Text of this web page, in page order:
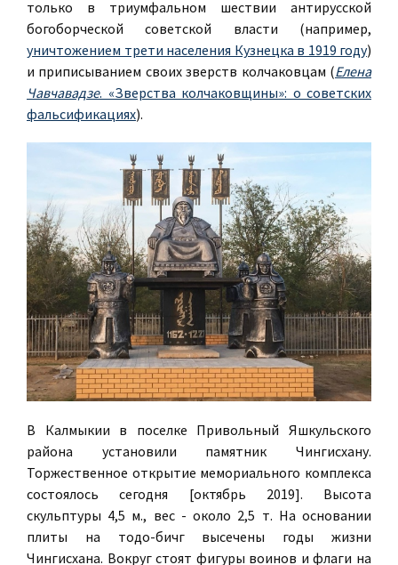
только в триумфальном шествии антирусской
богоборческой советской власти (например,
уничтожением трети населения Кузнецка в 1919 году)
и приписыванием своих зверств колчаковцам (Елена
Чавчавадзе. «Зверства колчаковщины»: о советских
фальсификациях).
В Калмыкии в поселке Привольный Яшкульского
района установили памятник Чингисхану.
Торжественное открытие мемориального комплекса
состоялось сегодня [октябрь 2019]. Высота
скульптуры 4,5 м., вес - около 2,5 т. На основании
плиты на тодо-бичг высечены годы жизни
Чингисхана. Вокруг стоят фигуры воинов и флаги на